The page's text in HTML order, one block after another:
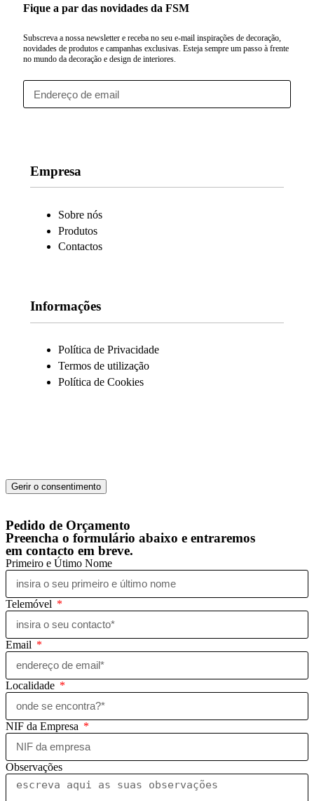
Fique a par das novidades da FSM
Subscreva a nossa newsletter e receba no seu e-mail inspirações de decoração,
novidades de produtos e campanhas exclusivas. Esteja sempre um passo à frente
no mundo da decoração e design de interiores.
Empresa
Sobre nós
Produtos
Contactos
Informações
Política de Privacidade
Termos de utilização
Política de Cookies
Gerir o consentimento
Pedido de Orçamento
Preencha o formulário abaixo e entraremos
em contacto em breve.
Primeiro e Útimo Nome
Telemóvel
Email
Localidade
NIF da Empresa
Observações